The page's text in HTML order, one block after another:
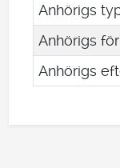
Anhörigs
Anhörigs
Anhörigs